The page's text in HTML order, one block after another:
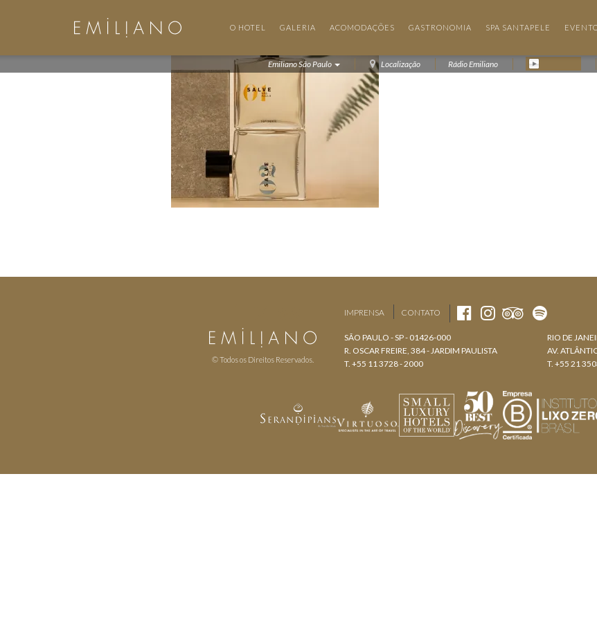
O HOTEL GALERIA ACOMODAÇÕES GASTRONOMIA SPA SANTAPELE
Emiliano São Paulo Localização Rádio Emiliano
© Todos os Direitos Reservados.
IMPRENSA CONTATO
SÃO PAULO - SP - 01426-000
R. OSCAR FREIRE, 384 - JARDIM PAULISTA
T. +55 11 3728 - 2000
RIO DE
AV.
T. +55 21